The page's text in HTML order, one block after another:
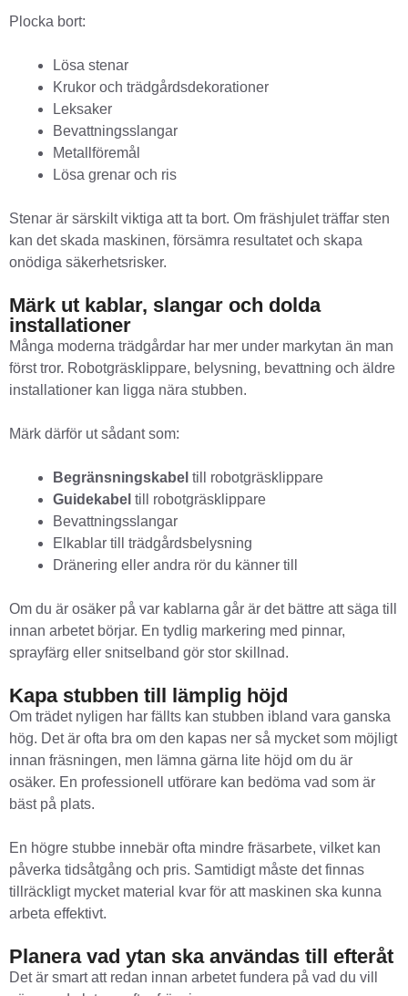
Plocka bort:
Lösa stenar
Krukor och trädgårdsdekorationer
Leksaker
Bevattningsslangar
Metallföremål
Lösa grenar och ris
Stenar är särskilt viktiga att ta bort. Om fräshjulet träffar sten
kan det skada maskinen, försämra resultatet och skapa
onödiga säkerhetsrisker.
Märk ut kablar, slangar och dolda
installationer
Många moderna trädgårdar har mer under markytan än man
först tror. Robotgräsklippare, belysning, bevattning och äldre
installationer kan ligga nära stubben.
Märk därför ut sådant som:
Begränsningskabel till robotgräsklippare
Guidekabel till robotgräsklippare
Bevattningsslangar
Elkablar till trädgårdsbelysning
Dränering eller andra rör du känner till
Om du är osäker på var kablarna går är det bättre att säga till
innan arbetet börjar. En tydlig markering med pinnar,
sprayfärg eller snitselband gör stor skillnad.
Kapa stubben till lämplig höjd
Om trädet nyligen har fällts kan stubben ibland vara ganska
hög. Det är ofta bra om den kapas ner så mycket som möjligt
innan fräsningen, men lämna gärna lite höjd om du är
osäker. En professionell utförare kan bedöma vad som är
bäst på plats.
En högre stubbe innebär ofta mindre fräsarbete, vilket kan
påverka tidsåtgång och pris. Samtidigt måste det finnas
tillräckligt mycket material kvar för att maskinen ska kunna
arbeta effektivt.
Planera vad ytan ska användas till efteråt
Det är smart att redan innan arbetet fundera på vad du vill